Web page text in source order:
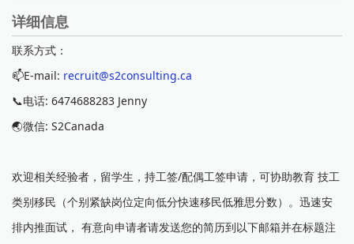
详细信息
联系方式：
📫E-mail: recruit@s2consulting.ca
📞电话: 6474688283 Jenny
🌏微信: S2Canada
欢迎相关经验者，留学生，持工签/配偶工签申请，可协助教育 技工
类别移民（个别紧缺岗位定向低分快速移民低雅思分数）。迅速安
排内推面试， 有意向申请者请发送您的简历到以下邮箱并在标题注